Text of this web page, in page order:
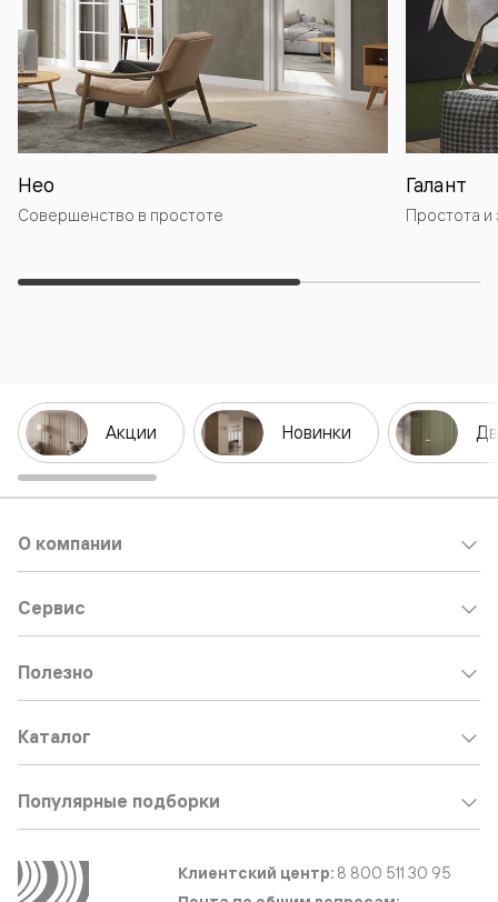
Нео
Совершенство в простоте
Галант
Простота и
Акции Новинки
О компании
Сервис
Полезно
Каталог
Популярные подборки
Клиентский центр: 8 800 511 30 95